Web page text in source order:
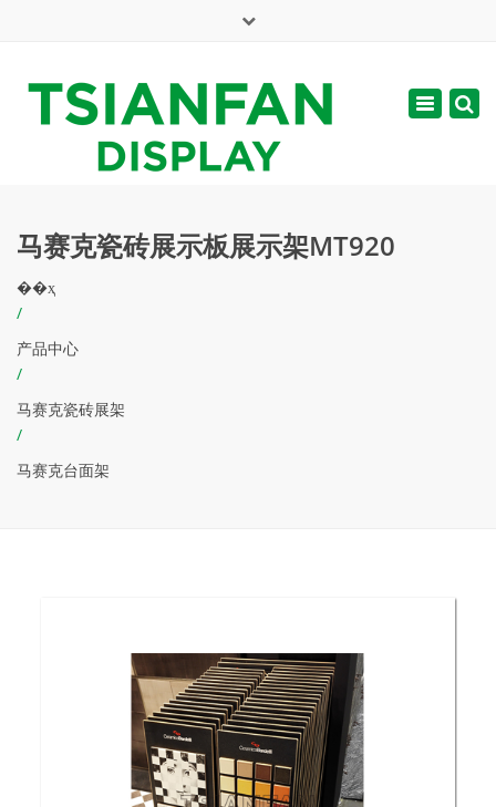
周一 - 周六: 7:00 - 17:00
Toggle
马赛克瓷砖展示板展示架MT920
��ҳ
/
产品中心
/
马赛克瓷砖展架
/
马赛克台面架